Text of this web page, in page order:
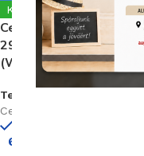
Készleten
Cersanit Tizura Brown
29,7X59,8 cm Padlólap
(W450-001-1)
Termékkód:
Cersanit/W450-001-1
6 480